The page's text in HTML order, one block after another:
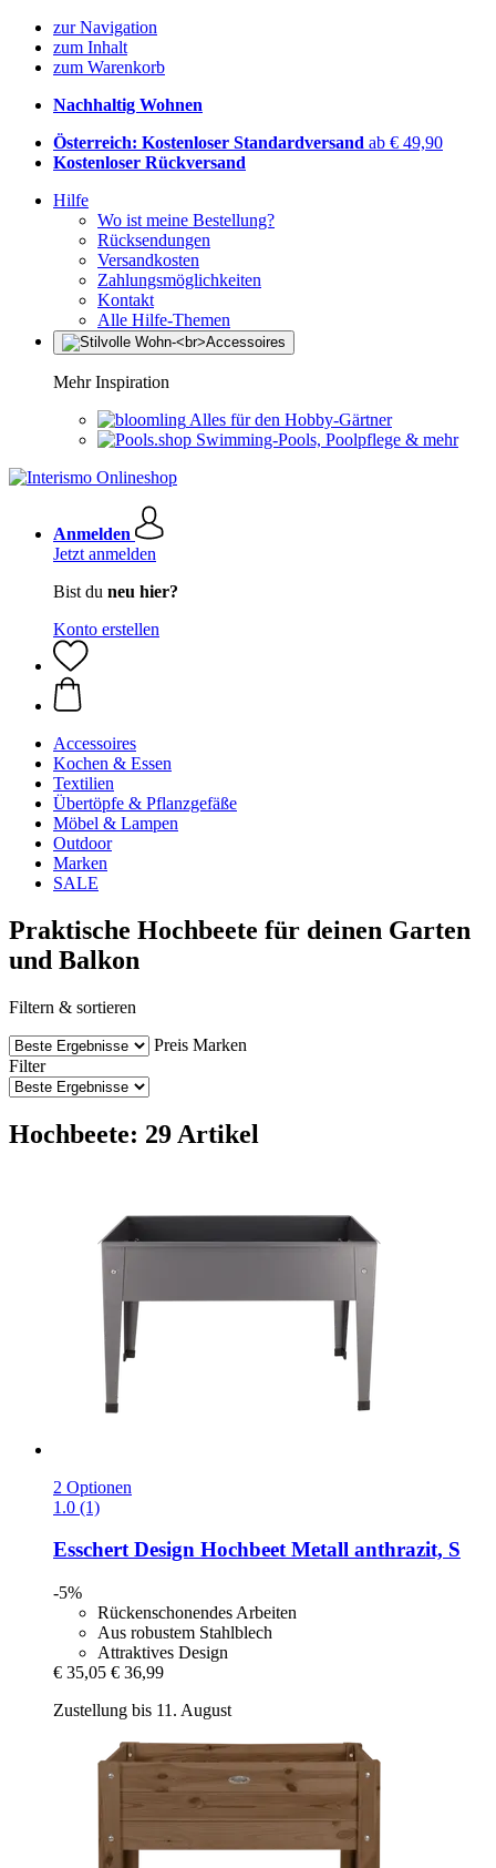
zur Navigation
zum Inhalt
zum Warenkorb
Nachhaltig Wohnen
Österreich: Kostenloser Standardversand ab € 49,90
Kostenloser Rückversand
Hilfe
Wo ist meine Bestellung?
Rücksendungen
Versandkosten
Zahlungsmöglichkeiten
Kontakt
Alle Hilfe-Themen
Mehr Inspiration
Alles für den Hobby-Gärtner
Swimming-Pools, Poolpflege & mehr
Anmelden
Jetzt anmelden
Bist du neu hier?
Konto erstellen
Accessoires
Kochen & Essen
Textilien
Übertöpfe & Pflanzgefäße
Möbel & Lampen
Outdoor
Marken
SALE
Praktische Hochbeete für deinen Garten
und Balkon
Filtern & sortieren
Preis Marken
Filter
Hochbeete: 29 Artikel
2 Optionen
1.0 (1)
Esschert Design Hochbeet Metall anthrazit, S
-5%
Rückenschonendes Arbeiten
Aus robustem Stahlblech
Attraktives Design
€ 35,05 € 36,99
Zustellung bis 11. August